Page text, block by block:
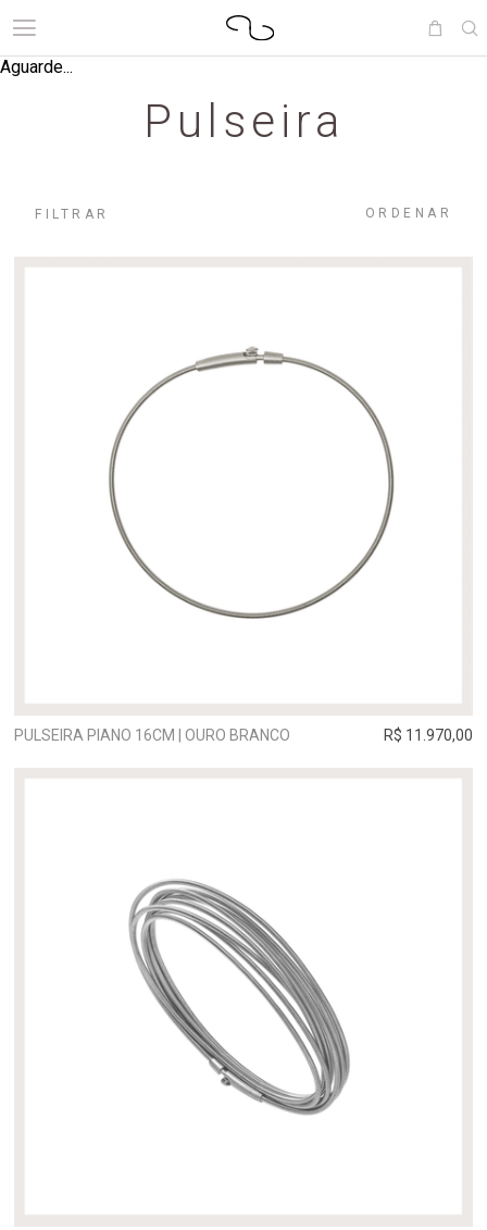
Aguarde...
Pulseira
FILTRAR ORDENAR
PULSEIRA PIANO 16CM | OURO BRANCO R$ 11.970,00